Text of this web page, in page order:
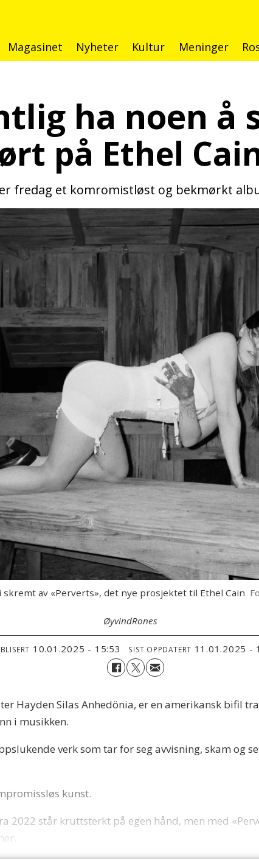
Magasinet Nyheter Kultur Meninger
ha noen å
på Ethel
fredag et komromistløst og bekmørkt
skremt av «Perverts», det nye prosjektet til Ethel Cain
ØyvindRones
10.01.2025 - 15:53 SIST OPPDATERT 11.01.2025 -
Hayden Silas Anhedönia, er en amerikansk bifil
i musikken.
verk som tar for seg avvisning, skam og
kunst.
2022 står kruttsterkt på egen hånd, men med